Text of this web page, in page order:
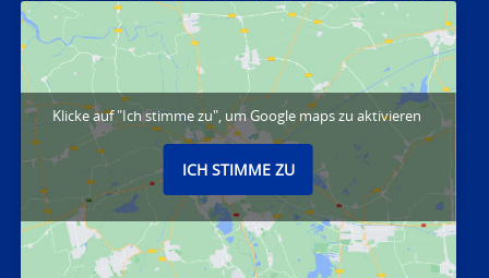
Klicke auf "Ich stimme zu", um Google maps zu aktivieren
ICH STIMME ZU